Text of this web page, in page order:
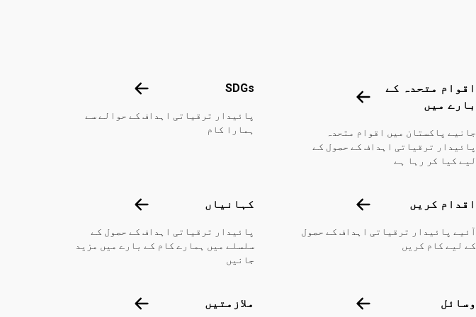
اقوام متحدہ کے
بارے میں
اقوام متحدہ کے بارے میں
جانیے پاکستان میں اقوام متحدہ
پائیدار ترقیاتی اہداف کے حصول کے
لیے کیا کر رہا ہے
SDGs
SDGs
پائیدار ترقیاتی اہداف کے حوالے سے
ہمارا کام
اقدام کریں اقدام کریں
آئیے پائیدار ترقیاتی اہداف کے حصول
کے لیے کام کریں
کہانیاں کہانیاں
پائیدار ترقیاتی اہداف کے حصول کے
سلسلے میں ہمارے کام کے بارے میں مزید
جانیں
وسائل وسائل ملازمتیں ملازمتیں